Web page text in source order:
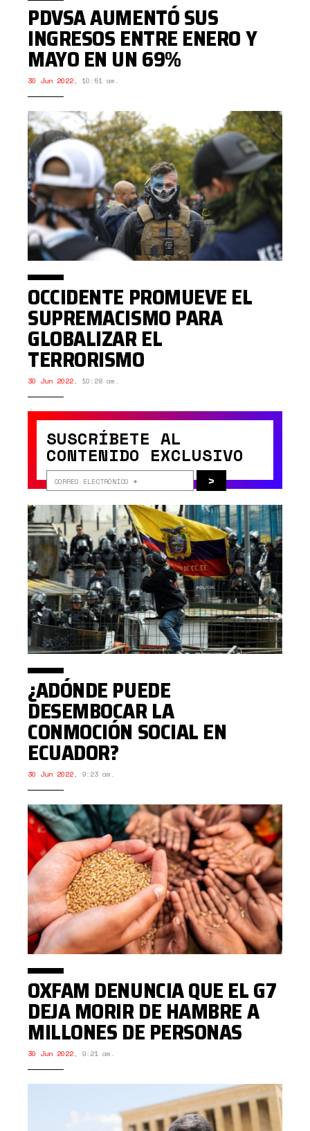
PDVSA AUMENTÓ SUS
INGRESOS ENTRE ENERO Y
MAYO EN UN 69%
30 Jun 2022, 10:51 am.
SUSCRÍBETE AL
CONTENIDO EXCLUSIVO
>
OCCIDENTE PROMUEVE EL
SUPREMACISMO PARA
GLOBALIZAR EL
TERRORISMO
30 Jun 2022, 10:28 am.
¿ADÓNDE PUEDE
DESEMBOCAR LA
CONMOCIÓN SOCIAL EN
ECUADOR?
30 Jun 2022, 9:23 am.
OXFAM DENUNCIA QUE EL G7
DEJA MORIR DE HAMBRE A
MILLONES DE PERSONAS
30 Jun 2022, 9:21 am.